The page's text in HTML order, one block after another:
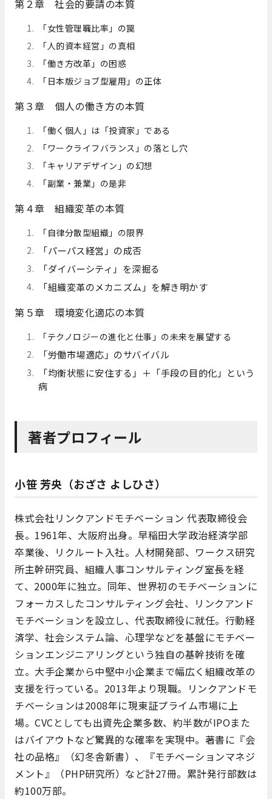
第２章 社会的要請の本質
「女性管理職比率」の罠
「人的資本経営」の真相
「働き方改革」の困惑
「日本版ジョブ型雇用」の正体
第３章 個人の働き方の本質
「働く個人」は「投資家」である
「ワークライフバランス」の落とし穴
「キャリアデザイン」の幻想
「副業・兼業」の是非
第４章 組織変革の本質
「自律分散型組織」の限界
「パーパス経営」の成否
「ダイバーシティ」を深掘る
「組織変革のメカニズム」を解き明かす
第５章 環境変化適応の本質
「テクノロジーの進化と仕事」の未来を展望する
「労働市場適応」のサバイバル
「均衡状態に安住する」＋「手段の目的化」という
病
著者プロフィール
小笹 芳央（おざさ よしひさ）
株式会社リンクアンドモチベーション 代表取締役会
長。1961年、大阪府出身。早稲田大学政治経済学部
卒業後、リクルート入社。人材開発部、ワークス研究
所主幹研究員、組織人事コンサルティング室長を経
て、2000年に独立。同年、世界初のモチベーションに
フォーカスしたコンサルティング会社、リンクアンド
モチベーションを設立し、代表取締役に就任。行動経
済学、社会システム論、心理学などを基盤にモチベー
ションエンジニアリングという独自の基幹技術を確
立。大手企業から中堅中小企業まで幅広く組織改革の
支援を行っている。2013年より現職。リンクアンドモ
チベーションは2008年に現東証プライム市場に上
場。CVCとしても出資先企業多数、約半数がIPOまた
はバイアウトなど驚異的な確率を実現中。著書に『会
社の品格』（幻冬舎新書）、『モチベーションマネジ
メント』（PHP研究所）など計27冊。累計発行部数は
約100万部。